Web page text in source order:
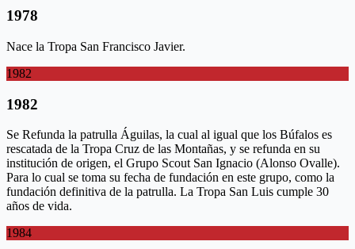
1978
Nace la Tropa San Francisco Javier.
1982
1982
Se Refunda la patrulla Águilas, la cual al igual que los Búfalos es
rescatada de la Tropa Cruz de las Montañas, y se refunda en su
institución de origen, el Grupo Scout San Ignacio (Alonso Ovalle).
Para lo cual se toma su fecha de fundación en este grupo, como la
fundación definitiva de la patrulla. La Tropa San Luis cumple 30
años de vida.
1984